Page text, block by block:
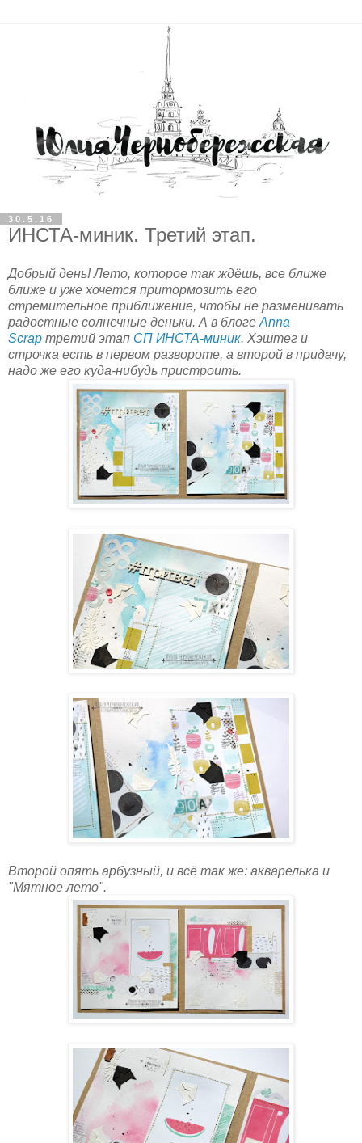
30.5.16
ИНСТА-миник. Третий этап.
Добрый день! Лето, которое так ждёшь, все ближе
ближе и уже хочется притормозить его
стремительное приближение, чтобы не разменивать
радостные солнечные деньки. А в блоге Anna
Scrap третий этап СП ИНСТА-миник. Хэштег и
строчка есть в первом развороте, а второй в придачу,
надо же его куда-нибудь пристроить.
Второй опять арбузный, и всё так же: акварелька и
"Мятное лето".